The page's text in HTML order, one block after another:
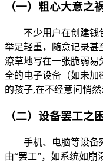
（一）粗心大意之
不少用户在创建钱
举足轻重，随意记录甚
潦草地写在一张脆弱易
全的电子设备（如未加
的孩子,在不经意间悄然
（二）设备罢工之困
手机、电脑等设备
由“罢工”，如系统如